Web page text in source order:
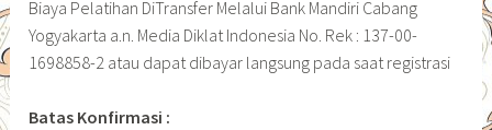
Biaya Pelatihan DiTransfer Melalui Bank Mandiri Cabang
Yogyakarta a.n. Media Diklat Indonesia No. Rek : 137-00-
1698858-2 atau dapat dibayar langsung pada saat registrasi
Batas Konfirmasi :